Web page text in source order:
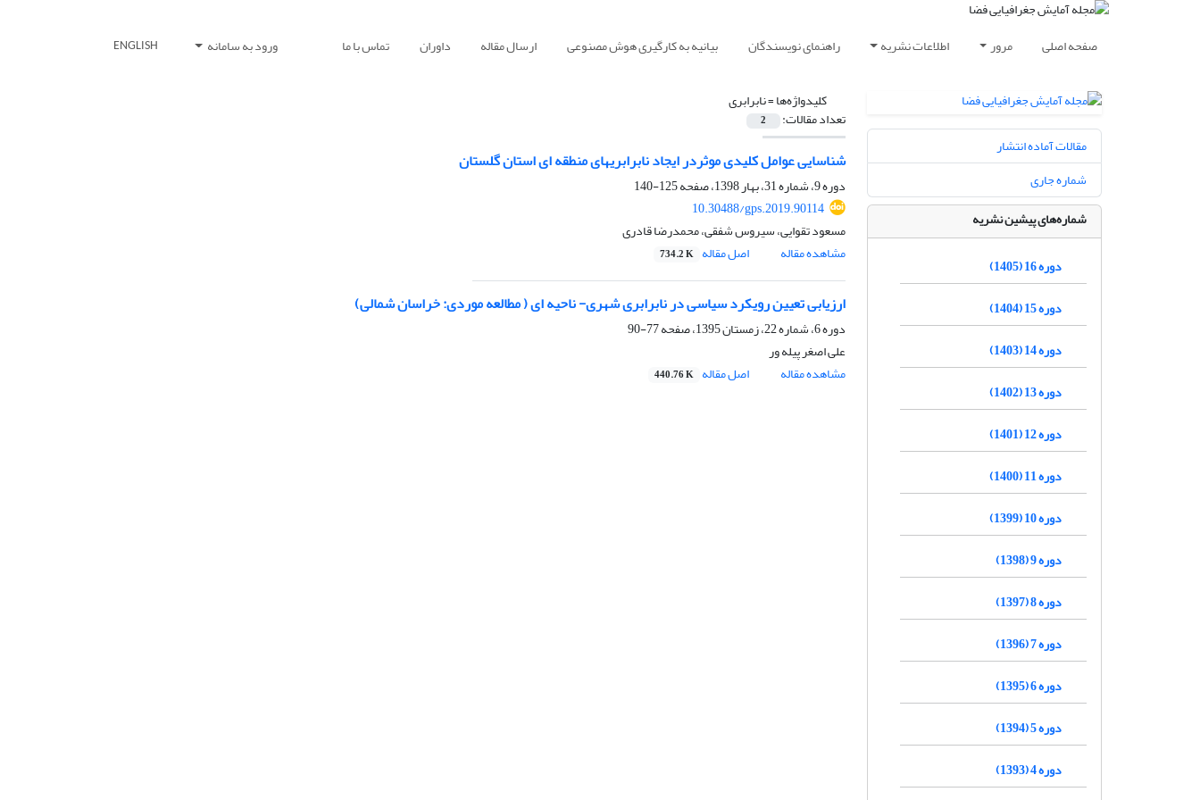
صفحه اصلی مرور اطلاعات نشریه راهنمای نویسندگان بیانیه به کارگیری هوش مصنوعی ارسال مقاله داوران تماس با ما ورود به سامانه ENGLISH
کلیدواژه‌ها =نابرابری
تعداد مقالات: 2
شناسایی عوامل کلیدی موثردر ایجاد نابرابریهای منطقه ای استان گلستان
دوره 9، شماره 31، بهار 1398، صفحه
125-140
10.30488/gps.2019.90114
مسعود تقوایی، سیروس شفقی، محمدرضا قادری
مشاهده مقاله
اصل مقاله 734.2 K
ارزیابی تعیین رویکرد سیاسی در نابرابری شهری- ناحیه ای ( مطالعه موردی: خراسان شمالی)
دوره 6، شماره 22، زمستان 1395، صفحه
77-90
علی اصغر پیله ور
مشاهده مقاله
اصل مقاله 440.76 K
مقالات آماده انتشار
شماره جاری
شماره‌های پیشین نشریه
دوره 16 (1405)
دوره 15 (1404)
دوره 14 (1403)
دوره 13 (1402)
دوره 12 (1401)
دوره 11 (1400)
دوره 10 (1399)
دوره 9 (1398)
دوره 8 (1397)
دوره 7 (1396)
دوره 6 (1395)
دوره 5 (1394)
دوره 4 (1393)